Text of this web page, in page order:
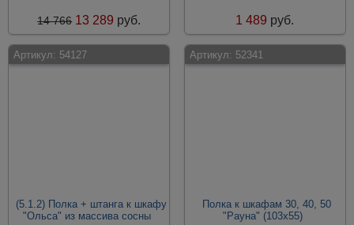
14 766 13 289 руб. 1 489 руб.
Артикул: 54127
(5.1.2) Полка + штанга к шкафу
"Ольса" из массива сосны
Артикул: 52341
Полка к шкафам 30, 40, 50
"Рауна" (103х55)